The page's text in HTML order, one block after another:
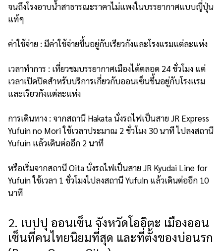
จนถึงโรงอาบน้ำสาธารณะราคาไม่แพงในบรรยากาศแบบญี่ปุ่น
แท้ๆ
ค่าใช้จ่าย : มีค่าใช้จ่ายขึ้นอยู่กับเรียวกังและโรงแรมแต่ละแห่ง
เวลาทำการ : เที่ยวชมบรรยากาศเมืองได้ตลอด 24 ชั่วโมง แต่
เวลาเปิดปิดสำหรับบริการเกี่ยวกับออนเซ็นขึ้นอยู่กับโรงแรม
และเรียวกังแต่ละแห่ง
การเดินทาง : จากสถานี Hakata นั่งรถไฟเป็นสาย JR Express
Yufuin no Mori ใช้เวลาประมาณ 2 ชั่วโมง 30 นาที ไปลงสถานี
Yufuin แล้วเดินต่ออีก 2 นาที
หรือเริ่มจากสถานี Oita นั่งรถไฟเป็นสาย JR Kyudai Line for
Yufuin ใช้เวลา 1 ชั่วโมงไปลงสถานี Yufuin แล้วเดินต่ออีก 10
นาที
2. เบปปุ ออนเซ็น จังหวัดโออิตะ เมืองออน
เซ็นที่คนไทยนิยมที่สุด และที่ตั้งของบ่อนรก